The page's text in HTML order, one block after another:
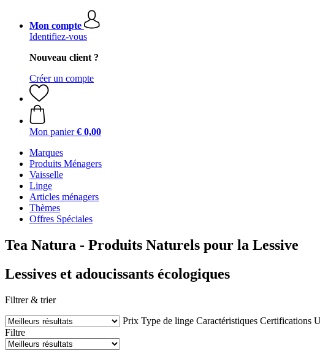
Mon compte
Identifiez-vous
Nouveau client ?
Créer un compte
Mon panier € 0,00
Marques
Produits Ménagers
Vaisselle
Linge
Articles ménagers
Thèmes
Offres Spéciales
Tea Natura - Produits Naturels pour la Lessive
Lessives et adoucissants écologiques
Filtrer & trier
Prix Type de linge Caractéristiques Certifications
Filtre